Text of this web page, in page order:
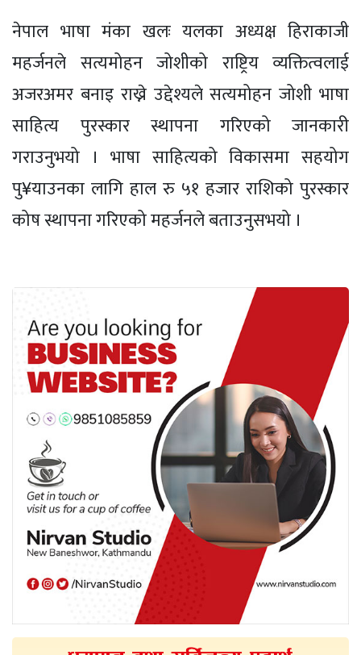
नेपाल भाषा मंका खलः यलका अध्यक्ष हिराकाजी
महर्जनले सत्यमोहन जोशीको राष्ट्रिय व्यक्तित्वलाई
अजरअमर बनाइ राख्ने उद्देश्यले सत्यमोहन जोशी भाषा
साहित्य पुरस्कार स्थापना गरिएको जानकारी
गराउनुभयो । भाषा साहित्यको विकासमा सहयोग
पु¥याउनका लागि हाल रु ५१ हजार राशिको पुरस्कार
कोष स्थापना गरिएको महर्जनले बताउनुसभयो ।